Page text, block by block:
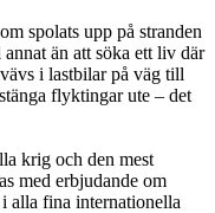
spolats upp på stranden
än att söka ett liv där
i lastbilar på väg till
flyktingar ute – det
krig och den mest
med erbjudande om
alla fina internationella